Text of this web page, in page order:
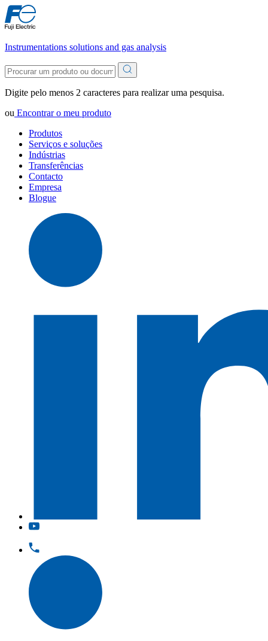
Instrumentations solutions and gas analysis
Digite pelo menos 2 caracteres para realizar uma pesquisa.
ou Encontrar o meu produto
Produtos
Serviços e soluções
Indústrias
Transferências
Contacto
Empresa
Blogue